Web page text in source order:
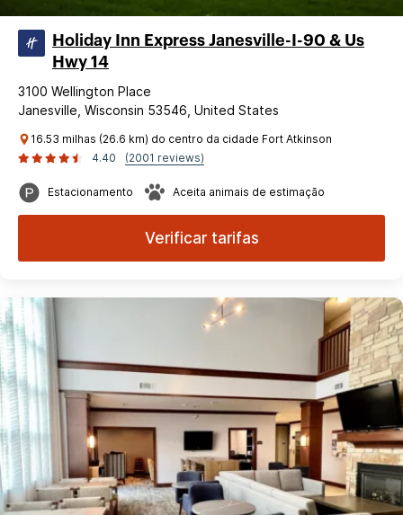
Holiday Inn Express Janesville-I-90 & Us
Hwy 14
3100 Wellington Place
Janesville, Wisconsin 53546, United States
16.53 milhas (26.6 km) do centro da cidade Fort Atkinson
4.40
(2001 reviews)
Estacionamento Aceita animais de estimação
Verificar tarifas